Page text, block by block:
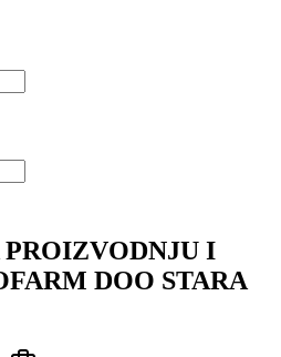
I
DOO STARA